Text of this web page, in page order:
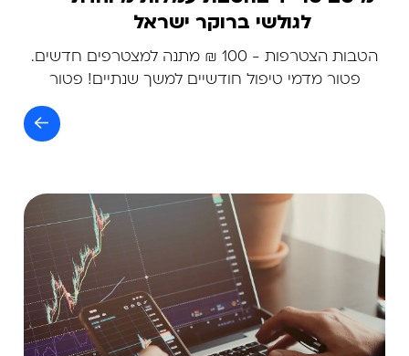
לגולשי ברוקר ישראל
הטבות הצטרפות - 100 ₪ מתנה למצטרפים חדשים.
פטור מדמי טיפול חודשיים למשך שנתיים! פטור